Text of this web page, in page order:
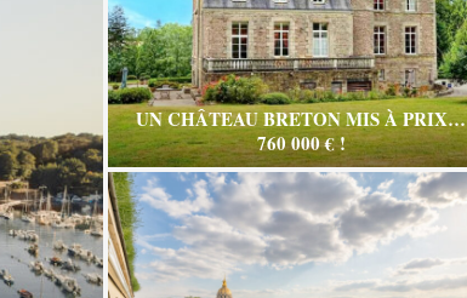
UN CHÂTEAU BRETON MIS À PRIX…
760 000 € !